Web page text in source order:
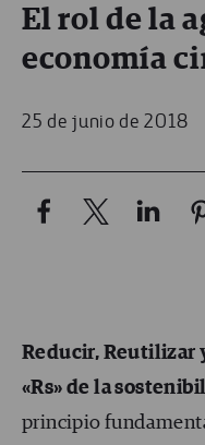
El rol de la
economía
25 de junio de 2018
Reducir, Reutilizar
«Rs» de la
principio